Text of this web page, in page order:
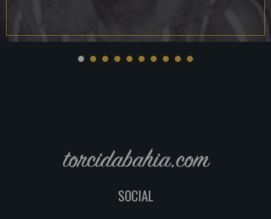
torcidabahia.com
SOCIAL